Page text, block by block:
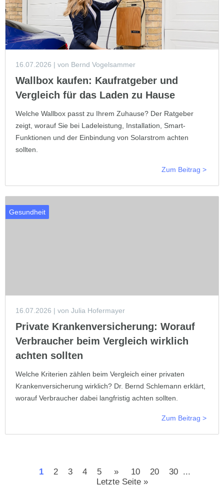
16.07.2026 | von Bernd Vogelsammer
Wallbox kaufen: Kaufratgeber und
Vergleich für das Laden zu Hause
Welche Wallbox passt zu Ihrem Zuhause? Der Ratgeber
zeigt, worauf Sie bei Ladeleistung, Installation, Smart-
Funktionen und der Einbindung von Solarstrom achten
sollten.
Zum Beitrag >
Gesundheit
16.07.2026 | von Julia Hofermayer
Private Krankenversicherung: Worauf
Verbraucher beim Vergleich wirklich
achten sollten
Welche Kriterien zählen beim Vergleich einer privaten
Krankenversicherung wirklich? Dr. Bernd Schlemann erklärt,
worauf Verbraucher dabei langfristig achten sollten.
Zum Beitrag >
1 2 3 4 5 » 10 20 30
...
Letzte Seite »